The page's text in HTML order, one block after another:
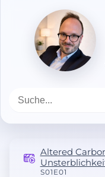
Altered
S01E01